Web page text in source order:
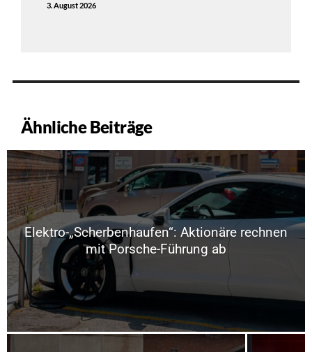
3. August 2026
Ähnliche Beiträge
Elektro-„Scherbenhaufen“: Aktionäre rechnen
mit Porsche-Führung ab